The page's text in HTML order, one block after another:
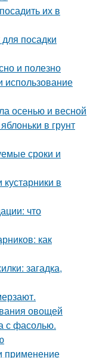
их в
посадки
и полезно
использование
осенью и весной
в грунт
сроки и
в
что
как
загадка,
овощей
с фасолью.
применение